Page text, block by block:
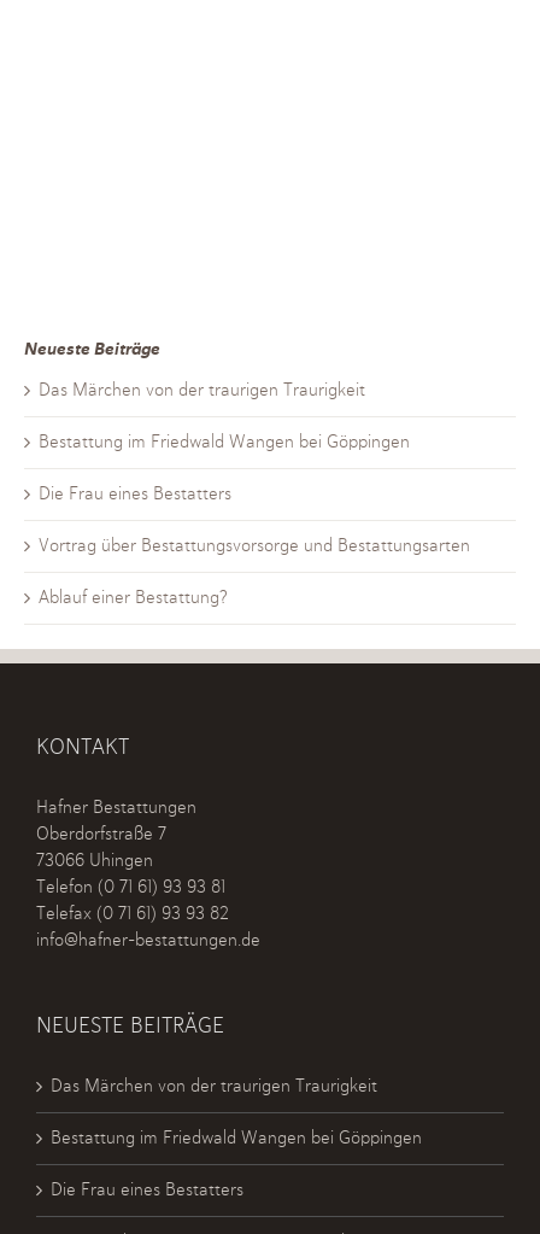
Neueste Beiträge
Das Märchen von der traurigen Traurigkeit
Bestattung im Friedwald Wangen bei Göppingen
Die Frau eines Bestatters
Vortrag über Bestattungsvorsorge und Bestattungsarten
Ablauf einer Bestattung?
KONTAKT
Hafner Bestattungen
Oberdorfstraße 7
73066 Uhingen
Telefon (0 71 61) 93 93 81
Telefax (0 71 61) 93 93 82
info@hafner-bestattungen.de
NEUESTE BEITRÄGE
Das Märchen von der traurigen Traurigkeit
Bestattung im Friedwald Wangen bei Göppingen
Die Frau eines Bestatters